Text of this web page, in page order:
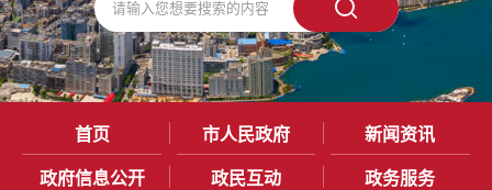
首页 市人民政府 新闻资讯
政府信息公开 政民互动 政务服务